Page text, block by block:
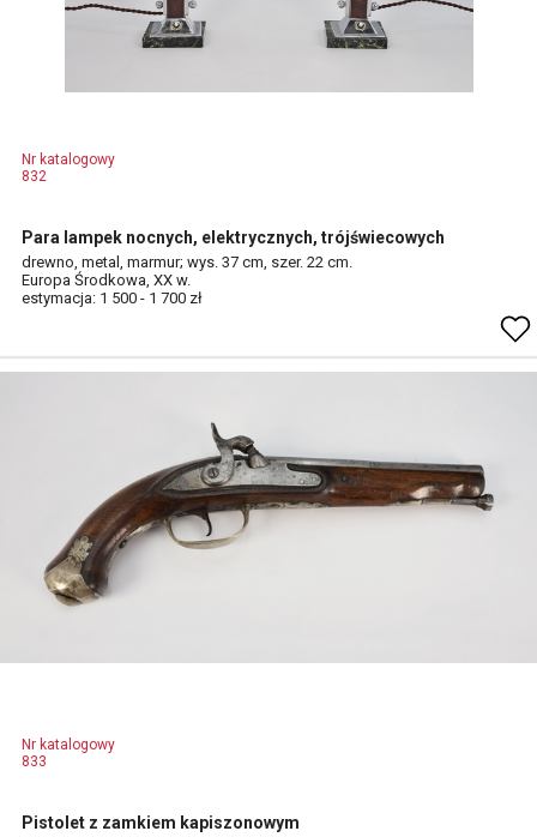
Nr katalogowy
832
Para lampek nocnych, elektrycznych, trójświecowych
drewno, metal, marmur; wys. 37 cm, szer. 22 cm.
Europa Środkowa, XX w.
estymacja: 1 500 - 1 700 zł
Nr katalogowy
833
Pistolet z zamkiem kapiszonowym